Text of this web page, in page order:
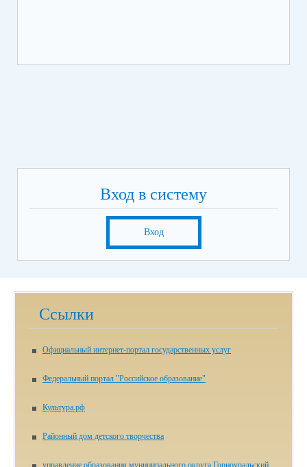
Вход в систему
Вход
Ссылки
Официальный интернет-портал государственных услуг
Федеральный портал "Российское образование"
Культура.рф
Районный дом детского творчества
управление образования муниципального округа Горноуральский